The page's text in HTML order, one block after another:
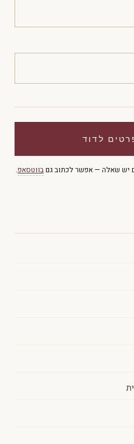
לדוד
יש שאלה — אפשר לכתוב גםבווטסאפ.